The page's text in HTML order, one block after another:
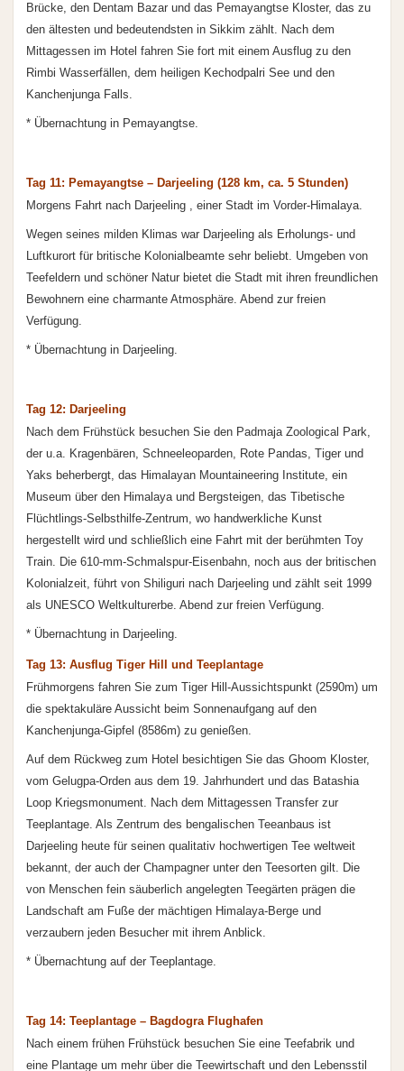
Brücke, den Dentam Bazar und das Pemayangtse Kloster, das zu
den ältesten und bedeutendsten in Sikkim zählt. Nach dem
Mittagessen im Hotel fahren Sie fort mit einem Ausflug zu den
Rimbi Wasserfällen, dem heiligen Kechodpalri See und den
Kanchenjunga Falls.
* Übernachtung in Pemayangtse.
Tag 11: Pemayangtse – Darjeeling (128 km, ca. 5 Stunden)
Morgens Fahrt nach Darjeeling , einer Stadt im Vorder-Himalaya.
Wegen seines milden Klimas war Darjeeling als Erholungs- und
Luftkurort für britische Kolonialbeamte sehr beliebt. Umgeben von
Teefeldern und schöner Natur bietet die Stadt mit ihren freundlichen
Bewohnern eine charmante Atmosphäre. Abend zur freien
Verfügung.
* Übernachtung in Darjeeling.
Tag 12: Darjeeling
Nach dem Frühstück besuchen Sie den Padmaja Zoological Park,
der u.a. Kragenbären, Schneeleoparden, Rote Pandas, Tiger und
Yaks beherbergt, das Himalayan Mountaineering Institute, ein
Museum über den Himalaya und Bergsteigen, das Tibetische
Flüchtlings-Selbsthilfe-Zentrum, wo handwerkliche Kunst
hergestellt wird und schließlich eine Fahrt mit der berühmten Toy
Train. Die 610-mm-Schmalspur-Eisenbahn, noch aus der britischen
Kolonialzeit, führt von Shiliguri nach Darjeeling und zählt seit 1999
als UNESCO Weltkulturerbe. Abend zur freien Verfügung.
* Übernachtung in Darjeeling.
Tag 13: Ausflug Tiger Hill und Teeplantage
Frühmorgens fahren Sie zum Tiger Hill-Aussichtspunkt (2590m) um
die spektakuläre Aussicht beim Sonnenaufgang auf den
Kanchenjunga-Gipfel (8586m) zu genießen.
Auf dem Rückweg zum Hotel besichtigen Sie das Ghoom Kloster,
vom Gelugpa-Orden aus dem 19. Jahrhundert und das Batashia
Loop Kriegsmonument. Nach dem Mittagessen Transfer zur
Teeplantage. Als Zentrum des bengalischen Teeanbaus ist
Darjeeling heute für seinen qualitativ hochwertigen Tee weltweit
bekannt, der auch der Champagner unter den Teesorten gilt. Die
von Menschen fein säuberlich angelegten Teegärten prägen die
Landschaft am Fuße der mächtigen Himalaya-Berge und
verzaubern jeden Besucher mit ihrem Anblick.
* Übernachtung auf der Teeplantage.
Tag 14: Teeplantage – Bagdogra Flughafen
Nach einem frühen Frühstück besuchen Sie eine Teefabrik und
eine Plantage um mehr über die Teewirtschaft und den Lebensstil